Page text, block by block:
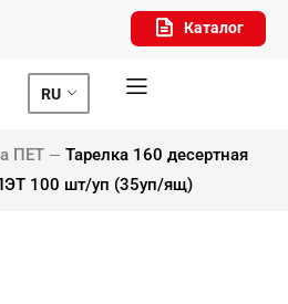
Каталог
RU
ПЕТ
Тарелка 160 десертная
100 шт/уп (35уп/ящ)